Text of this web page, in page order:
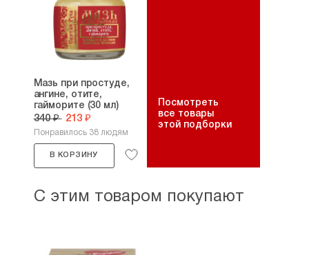
Мазь при простуде,
ангине, отите,
гайморите (30 мл)
340 ₽ 213 ₽
Понравилось 38 людям
В КОРЗИНУ
Посмотреть
все товары
этой подборки
С этим товаром покупают